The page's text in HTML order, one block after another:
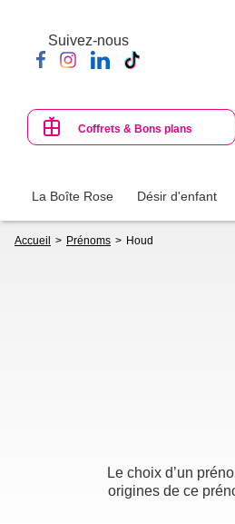
contenu
principal
Suivez-nous
Coffrets & Bons plans
La Boîte Rose Désir d'enfant
d'Ariane
Accueil Prénoms Houd
Le choix d’un
origines de ce